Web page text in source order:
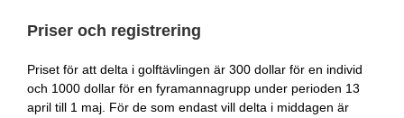
Priser och registrering
Priset för att delta i golftävlingen är 300 dollar för en individ
och 1000 dollar för en fyramannagrupp under perioden 13
april till 1 maj. För de som endast vill delta i middagen är